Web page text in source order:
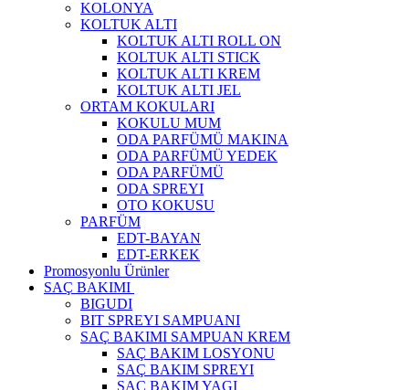
KOLONYA
KOLTUK ALTI
KOLTUK ALTI ROLL ON
KOLTUK ALTI STICK
KOLTUK ALTI KREM
KOLTUK ALTI JEL
ORTAM KOKULARI
KOKULU MUM
ODA PARFÜMÜ MAKINA
ODA PARFÜMÜ YEDEK
ODA PARFÜMÜ
ODA SPREYI
OTO KOKUSU
PARFÜM
EDT-BAYAN
EDT-ERKEK
Promosyonlu Ürünler
SAÇ BAKIMI
BIGUDI
BIT SPREYI SAMPUANI
SAÇ BAKIMI SAMPUAN KREM
SAÇ BAKIM LOSYONU
SAÇ BAKIM SPREYI
SAÇ BAKIM YAGI